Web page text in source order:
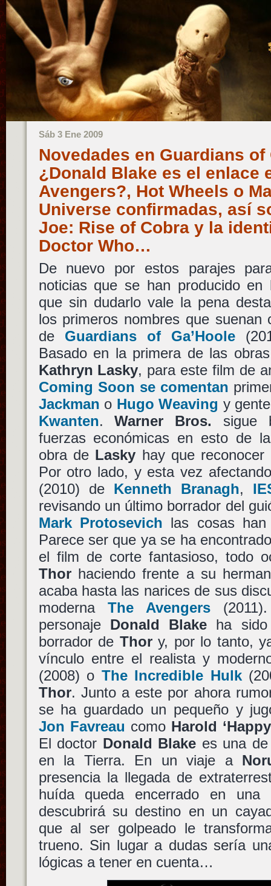
Sáb 3 Ene 2009
Novedades en Guardians of
¿Donald Blake es el enlace
Avengers?, Hot Wheels o
Universe confirmadas, así
Joe: Rise of Cobra y la
Doctor Who…
De nuevo por estos parajes
noticias que se han producido
que sin dudarlo vale la pena
los primeros nombres que suenan
de Guardians of Ga’Hoole
Basado en la primera de las
Kathryn Lasky, para este film de
Coming Soon se comentan
Jackman o Hugo Weaving y
Kwanten.Warner Bros. sigue
fuerzas económicas en esto de
obra de Lasky hay que
Por otro lado, y esta vez
(2010) de Kenneth Branagh,
revisando un último borrador del
Mark Protosevich las cosas han
Parece ser que ya se ha
el film de corte fantasioso, todo
Thorhaciendo frente a su
acaba hasta las narices de sus
moderna The Avengers
personaje Donald Blake ha
borrador de Thory, por lo tanto,
vínculo entre el realista y
(2008) o The Incredible Hulk
Thor. Junto a este por ahora
se ha guardado un pequeño y
Jon Favreau como Harold
El doctor Donald Blake es una
en la Tierra. En un viaje a
presencia la llegada de
huída queda encerrado en
descubrirá su destino en un
que al ser golpeado le
trueno. Sin lugar a dudas sería
lógicas a tener en cuenta…